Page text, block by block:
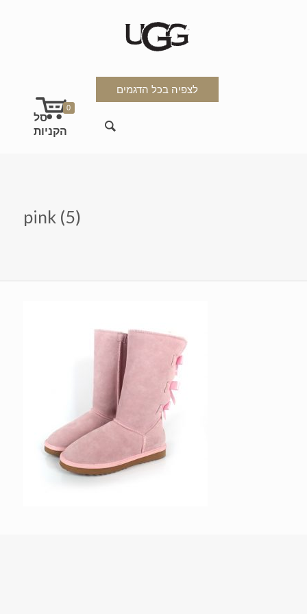
לצפיה בכל הדגמים
0
pink (5)